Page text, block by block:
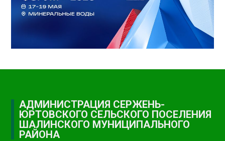
АДМИНИСТРАЦИЯ СЕРЖЕНЬ-
ЮРТОВСКОГО СЕЛЬСКОГО ПОСЕЛЕНИЯ
ШАЛИНСКОГО МУНИЦИПАЛЬНОГО
РАЙОНА